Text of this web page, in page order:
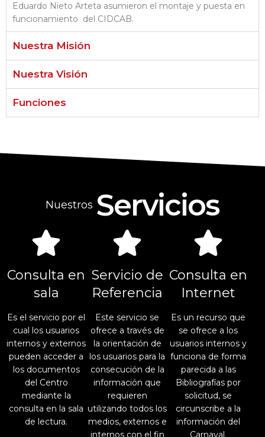
Eduardo Nieto Arteta asumieron el montaje y puesta en
funcionamiento del CIDCAB.
Nuestra Misión
Nuestra Visión
Funciones
Nuestros Servicios
Consulta en
sala
Es el servicio por el
cual los usuarios
internos y externos
pueden acceder a
los documentos
del Centro
mediante la
consulta en la sala
de lectura.
Servicio de
Referencia
Este servicio se
ofrece a través de
la orientación de
los usuarios para la
consecución de la
información que
requieren
utilizando todos los
medios, externos e
internos con el fin
Consulta en
Internet
Es un recurso que
se ofrece a los
usuarios internos y
funciona de forma
parecida a las
Bibliografías por
solicitud, se
circunscribe a la
información del
Carnaval.